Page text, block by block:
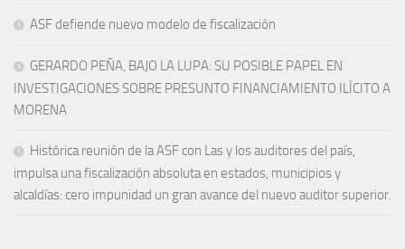
ASF defiende nuevo modelo de fiscalización
GERARDO PEÑA, BAJO LA LUPA: SU POSIBLE PAPEL EN
INVESTIGACIONES SOBRE PRESUNTO FINANCIAMIENTO ILÍCITO A
MORENA
Histórica reunión de la ASF con Las y los auditores del país,
impulsa una fiscalización absoluta en estados, municipios y
alcaldías: cero impunidad un gran avance del nuevo auditor superior.